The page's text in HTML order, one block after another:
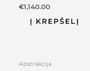
€1,140.00
Abstrakcija